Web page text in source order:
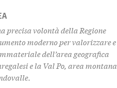
precisa volontà della Regione
moderno per valorizzare e
dell’area geografica
e la Val Po, area montana